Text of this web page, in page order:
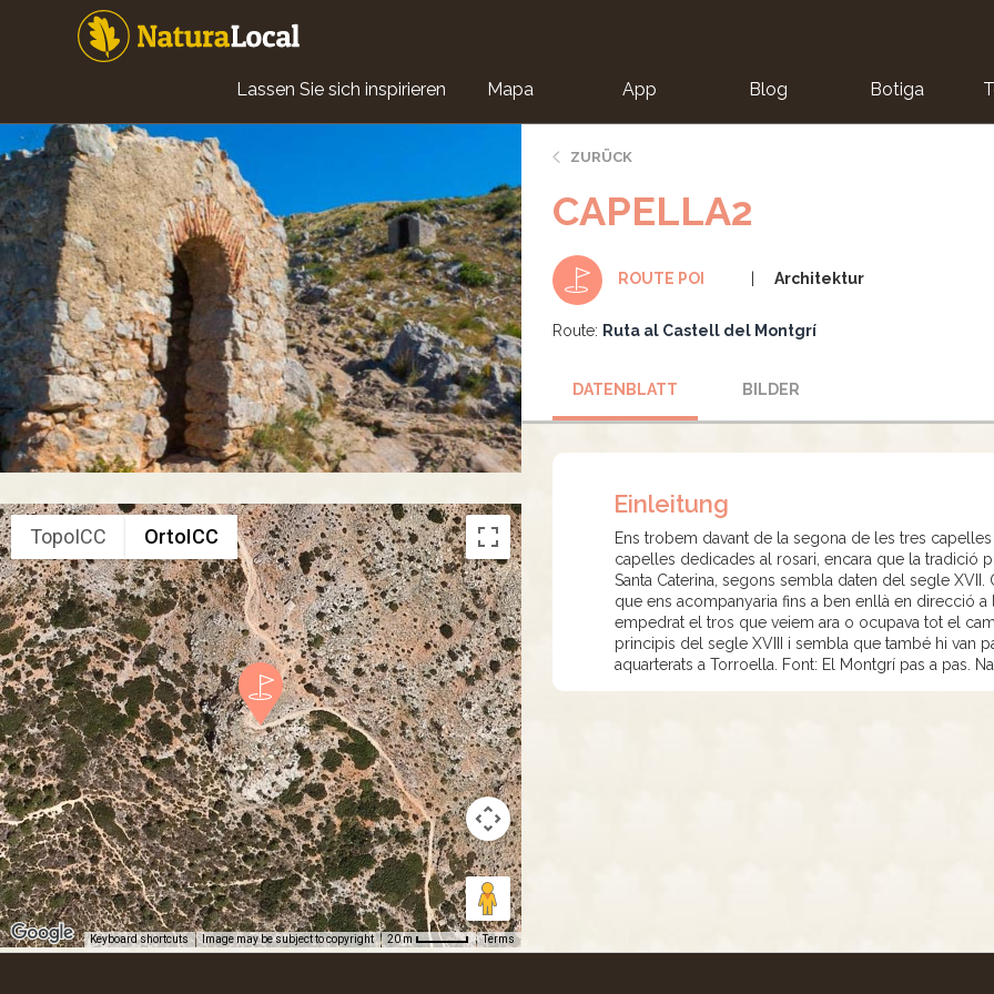
Main
navigation
Lassen Sie sich inspirieren Mapa App Blog Botiga
TopoICC OrtoICC
Keyboard shortcuts Image may be subject to copyright 20 m Terms
ZURÜCK
CAPELLA2
ROUTE POI Architektur
Route: Ruta al Castell del Montgrí
DATENBLATT BILDER
Einleitung
Ens trobem davant de la segona de les tres
capelles dedicades al rosari, encara que la tradició
Santa Caterina, segons sembla daten del segle
que ens acompanyaria fins a ben enllà en direcció
empedrat el tros que veiem ara o ocupava tot el
principis del segle XVIII i sembla que també hi van
aquarterats a Torroella. Font: El Montgrí pas a pas.